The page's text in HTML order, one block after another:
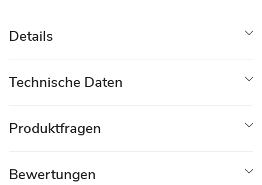
Details
Technische Daten
Produktfragen
Bewertungen